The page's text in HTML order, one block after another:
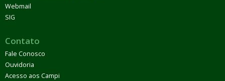
Webmail
SIG
Contato
Fale Conosco
Ouvidoria
Acesso aos Campi